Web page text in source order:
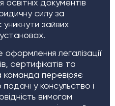
силу за
зайвих
легалізації
сертифікатів та
перевіряє
у консульство і
вимогам